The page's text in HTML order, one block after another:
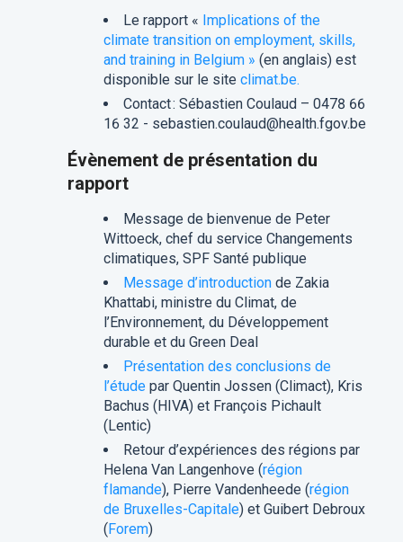
Le rapport « Implications of the
climate transition on employment, skills,
and training in Belgium » (en anglais) est
disponible sur le site climat.be.
Contact : Sébastien Coulaud – 0478 66
16 32 - sebastien.coulaud@health.fgov.be
Évènement de présentation du
rapport
Message de bienvenue de Peter
Wittoeck, chef du service Changements
climatiques, SPF Santé publique
Message d’introduction de Zakia
Khattabi, ministre du Climat, de
l’Environnement, du Développement
durable et du Green Deal
Présentation des conclusions de
l’étude par Quentin Jossen (Climact), Kris
Bachus (HIVA) et François Pichault
(Lentic)
Retour d’expériences des régions par
Helena Van Langenhove (région
flamande), Pierre Vandenheede (région
de Bruxelles-Capitale) et Guibert Debroux
(Forem)